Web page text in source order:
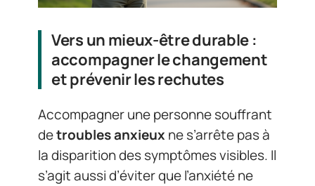
Vers un mieux-être durable :
accompagner le changement
et prévenir les rechutes
Accompagner une personne souffrant
detroubles anxieux ne s’arrête pas à
la disparition des symptômes visibles. Il
s’agit aussi d’éviter que l’anxiété ne